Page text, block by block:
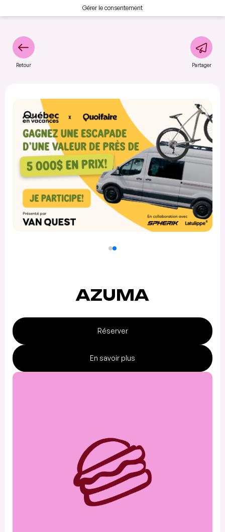
Gérer le consentement
Retour Partager
AZUMA
Réserver
En savoir plus